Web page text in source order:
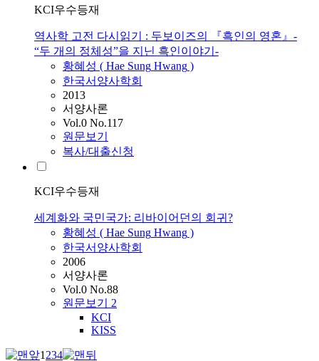
KCI우수등재
역사학 고전 다시읽기 : 두보이즈의 『흑인의 영혼』-
“두 개의 정체성”을 지닌 흑인이야기-
황혜성 ( Hae Sung Hwang )
한국서양사학회
2013
서양사론
Vol.0 No.117
원문보기
복사/대출신청
KCI우수등재
세계화와 국민국가: 리바이어던의 회귀?
황혜성 ( Hae Sung Hwang )
한국서양사학회
2006
서양사론
Vol.0 No.88
원문보기 2
KCI
KISS
1234